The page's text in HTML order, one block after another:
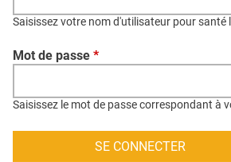
CONTACT
CRÉDITS
Saisissez votre nom d'utilisateur pour santé
Mot de passe *
Saisissez le mot de passe correspondant à